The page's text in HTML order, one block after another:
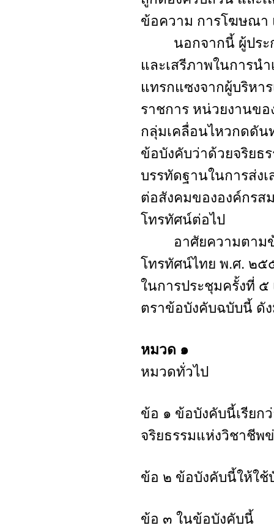
ข้อความ การโฆษณ
นอกจากนี้ ผู้ประก
และเสรีภาพในการน
แทรกแซงจากผู้บริหา
ราชการ หน่วยงานข
กลุ่มเคลื่อนไหวกดดัน
ข้อบังคับว่าด้วยจริยธ
บรรทัดฐานในการส่ง
ต่อสังคมขององค์กรส
โทรทัศน์ต่อไป
อาศัยความตามข้
โทรทัศน์ไทย พ.ศ. ๒
ในการประชุมครั้งที่
ตราข้อบังคับฉบับนี้ ดั
หมวด ๑
หมวดทั่วไป
ข้อ ๑ ข้อบังคับนี้เรียก
จริยธรรมแห่งวิชาชี
ข้อ ๒ ข้อบังคับนี้ให้ใช้
ข้อ ๓ ในข้อบังคับนี้